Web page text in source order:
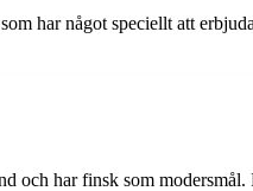
har något speciellt att
och har finsk som